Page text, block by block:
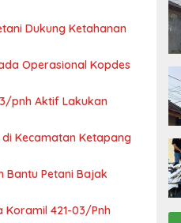
Dukung Ketahanan
Operasional Kopdes
pnh Aktif Lakukan
Kecamatan Ketapang
Bantu Petani Bajak
Koramil 421-03/Pnh